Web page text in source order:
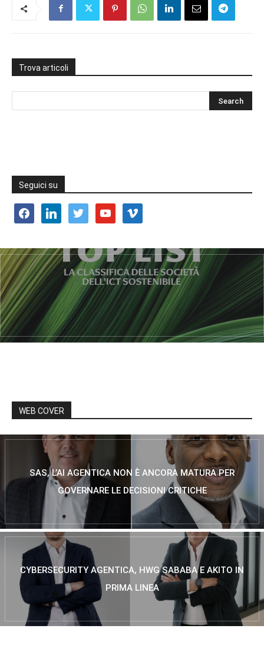
Trova articoli
Seguici su
facebooklinkedin twitter youtube vimeo
WEB COVER
SAS, L’AI AGENTICA NON È ANCORA MATURA PER
GOVERNARE LE DECISIONI CRITICHE
CYBERSECURITY AGENTICA, HWG SABABA E AKITO IN
PRIMA LINEA